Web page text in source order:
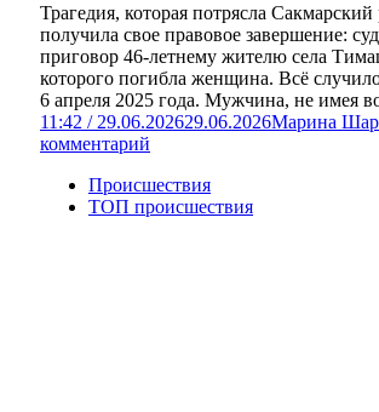
Трагедия, которая потрясла Сакмарский
получила свое правовое завершение:
приговор 46‑летнему жителю села
которого погибла женщина. Всё
6 апреля 2025 года. Мужчина, не имея
11:42 / 29.06.202629.06.2026Марина
комментарий
Происшествия
ТОП происшествия